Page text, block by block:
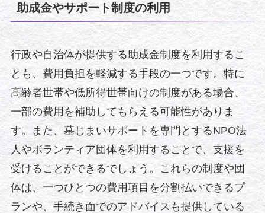
助成金やサポート制度の利用
行政や自治体が提供する助成金制度を利用するこ
とも、費用負担を軽減する手段の一つです。特に
高齢者世帯や低所得世帯向けの制度がある場合、
一部の費用を補助してもらえる可能性がありま
す。また、墓じまいサポートを専門とするNPO法
人やボランティア団体を利用することで、支援を
受けることができるでしょう。これらの制度や団
体は、一つひとつの費用項目を分割払いできるプ
ランや、手続き面でのアドバイスも提供している